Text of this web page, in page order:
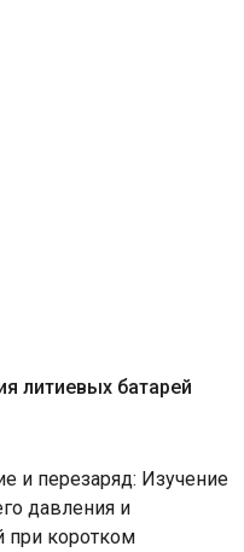
литиевых батарей
и перезаряд: Изучение
давления и
при коротком